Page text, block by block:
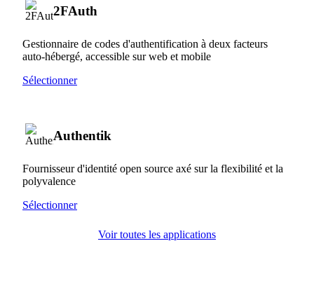
2FAuth
Gestionnaire de codes d'authentification à deux facteurs
auto-hébergé, accessible sur web et mobile
Sélectionner
Authentik
Fournisseur d'identité open source axé sur la flexibilité et la
polyvalence
Sélectionner
Voir toutes les applications